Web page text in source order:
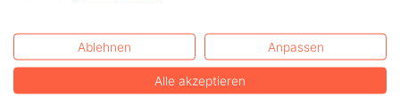
Ablehnen Anpassen
Alle akzeptieren